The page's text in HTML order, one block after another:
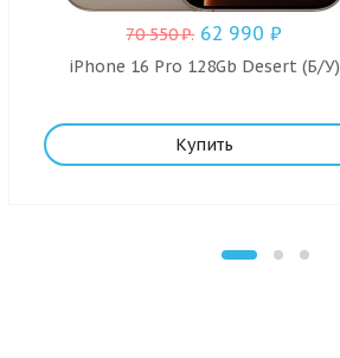
70 550₽. 62 990 ₽
iPhone 16 Pro 128Gb Desert (Б/У)
Купить